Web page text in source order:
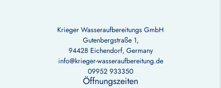
Krieger Wasseraufbereitungs GmbH
Gutenbergstraße 1,
94428 Eichendorf, Germany
info@krieger-wasseraufbereitung.de
09952 933350
Öffnungszeiten